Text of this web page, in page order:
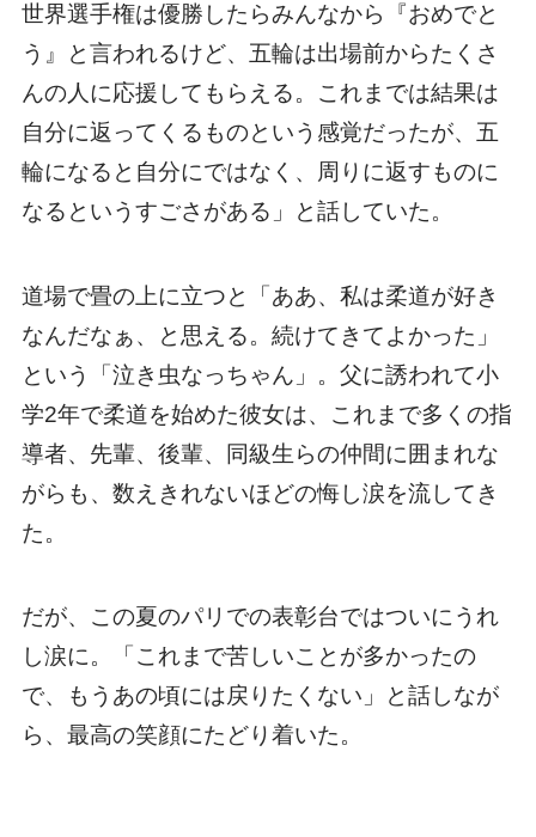
世界選手権は優勝したらみんなから『おめでと
う』と言われるけど、五輪は出場前からたくさ
んの人に応援してもらえる。これまでは結果は
自分に返ってくるものという感覚だったが、五
輪になると自分にではなく、周りに返すものに
なるというすごさがある」と話していた。
道場で畳の上に立つと「ああ、私は柔道が好き
なんだなぁ、と思える。続けてきてよかった」
という「泣き虫なっちゃん」。父に誘われて小
学2年で柔道を始めた彼女は、これまで多くの指
導者、先輩、後輩、同級生らの仲間に囲まれな
がらも、数えきれないほどの悔し涙を流してき
た。
だが、この夏のパリでの表彰台ではついにうれ
し涙に。「これまで苦しいことが多かったの
で、もうあの頃には戻りたくない」と話しなが
ら、最高の笑顔にたどり着いた。